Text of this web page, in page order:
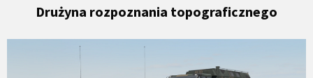
Drużyna rozpoznania topograficznego